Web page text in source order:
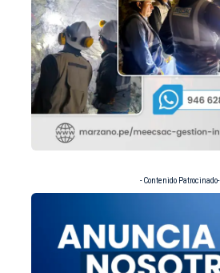
- Contenido Patrocinado-